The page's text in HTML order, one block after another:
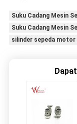
Suku Cadang Mesin
Suku Cadang Mesin
silinder sepeda motor